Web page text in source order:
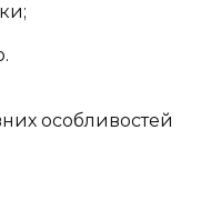
особливостей